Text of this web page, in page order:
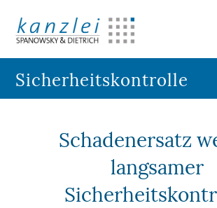
Sicherheitskontrolle
Schadenersatz
langsamer